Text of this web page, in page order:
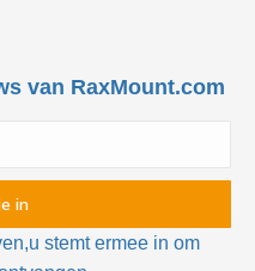
van RaxMount.com
stemt ermee in om